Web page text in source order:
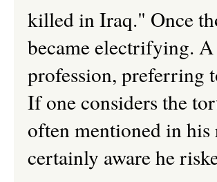
killed in Iraq." Once
became electrifying.
profession, preferring
If one considers the
often mentioned in
certainly aware he